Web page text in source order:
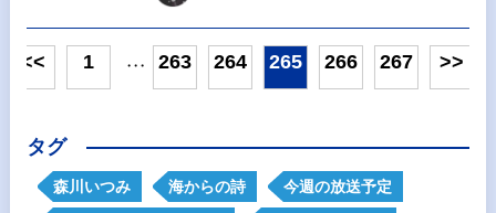
<< 1 ・・・ 263 264 265 266 267 >>
タグ
森川いつみ 海からの詩 今週の放送予定